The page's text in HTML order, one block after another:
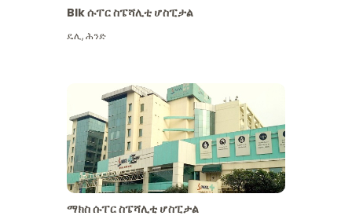
Blk ሱፐር ስፔሻሊቲ ሆስፒታል
ዴሊ,ሕንድ
ማክስ ሱፐር ስፔሻሊቲ ሆስፒታል